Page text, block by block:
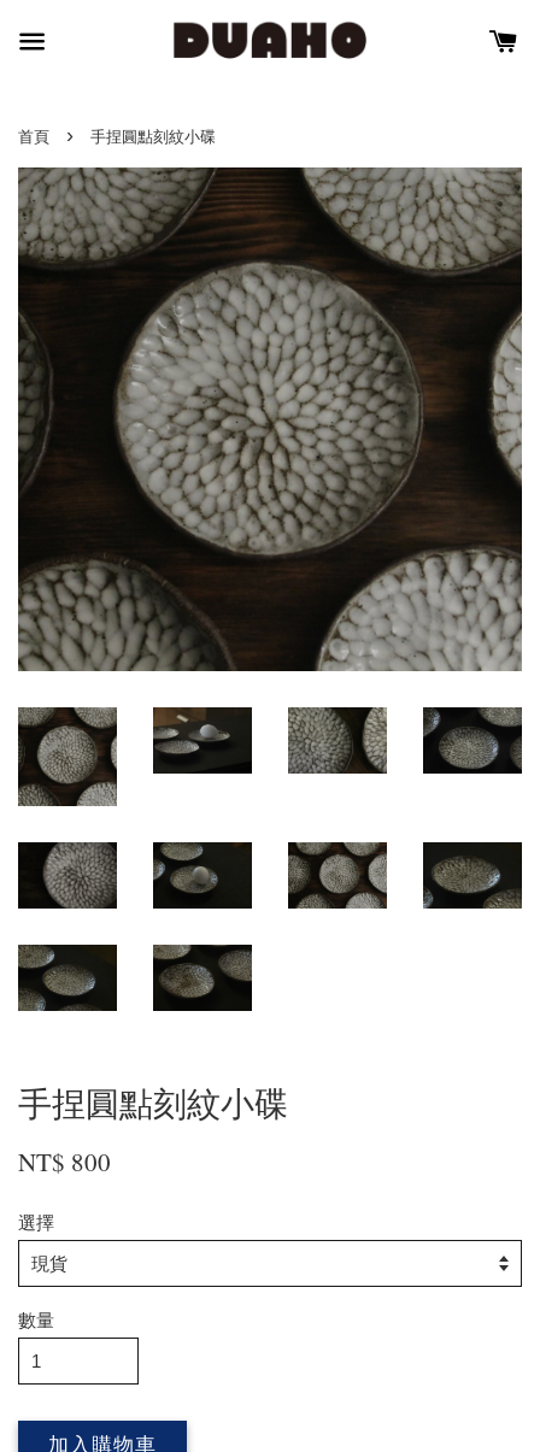
首頁 › 手捏圓點刻紋小碟
手捏圓點刻紋小碟
NT$ 800
選擇
數量
加入購物車